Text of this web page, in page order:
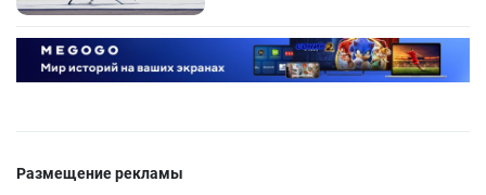
Размещение рекламы